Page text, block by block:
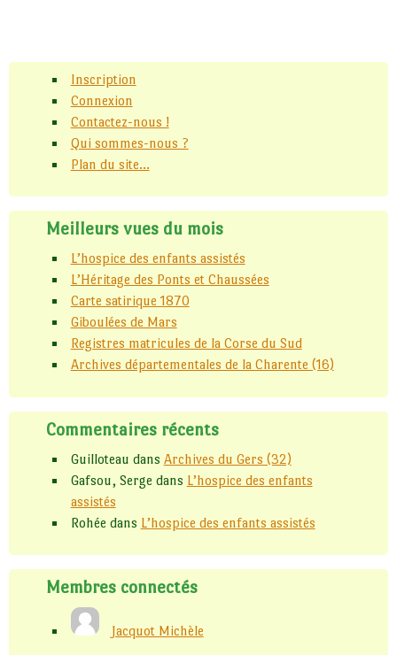
Inscription
Connexion
Contactez-nous !
Qui sommes-nous ?
Plan du site...
Meilleurs vues du mois
L’hospice des enfants assistés
L’Héritage des Ponts et Chaussées
Carte satirique 1870
Giboulées de Mars
Registres matricules de la Corse du Sud
Archives départementales de la Charente (16)
Commentaires récents
Guilloteau dans Archives du Gers (32)
Gafsou, Serge dans L’hospice des enfants
assistés
Rohée dans L’hospice des enfants assistés
Membres connectés
Jacquot Michèle